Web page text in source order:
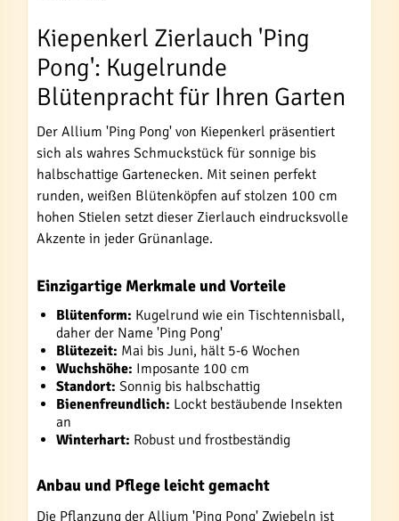
Kiepenkerl Zierlauch 'Ping
Pong': Kugelrunde
Blütenpracht für Ihren Garten
Der Allium 'Ping Pong' von Kiepenkerl präsentiert
sich als wahres Schmuckstück für sonnige bis
halbschattige Gartenecken. Mit seinen perfekt
runden, weißen Blütenköpfen auf stolzen 100 cm
hohen Stielen setzt dieser Zierlauch eindrucksvolle
Akzente in jeder Grünanlage.
Einzigartige Merkmale und Vorteile
Blütenform: Kugelrund wie ein Tischtennisball,
daher der Name 'Ping Pong'
Blütezeit: Mai bis Juni, hält 5-6 Wochen
Wuchshöhe: Imposante 100 cm
Standort: Sonnig bis halbschattig
Bienenfreundlich: Lockt bestäubende Insekten
an
Winterhart: Robust und frostbeständig
Anbau und Pflege leicht gemacht
Die Pflanzung der Allium 'Ping Pong' Zwiebeln ist